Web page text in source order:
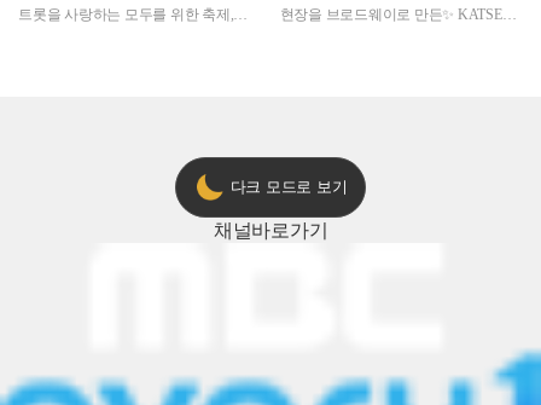
트롯을 사랑하는 모두를 위한 축제,
현장을 브로드웨이로 만든✨ KATSEYE
다크 모드로 보기
채널바로가기